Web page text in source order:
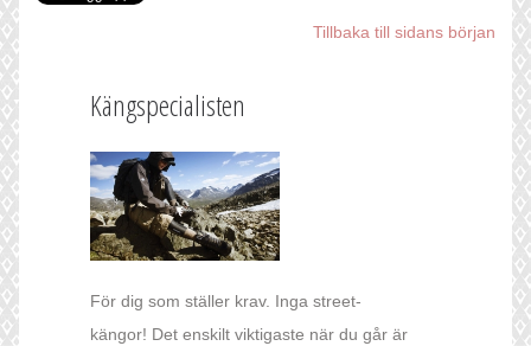
Tillbaka till sidans början
Kängspecialisten
För dig som ställer krav. Inga street-
kängor! Det enskilt viktigaste när du går är